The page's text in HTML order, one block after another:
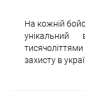
На кожній
захисту в